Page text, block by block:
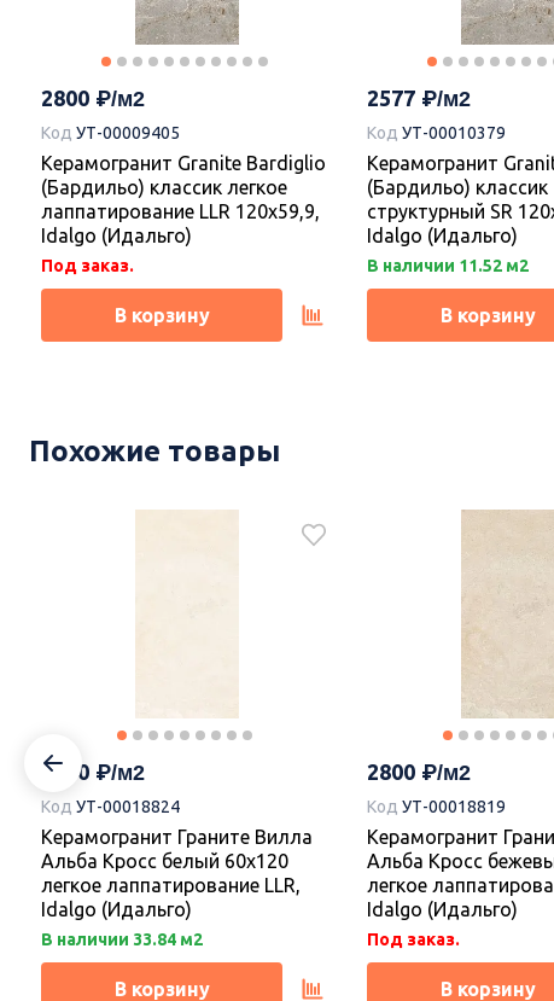
2800
Код УТ-00009405
Керамогранит Granite Bardiglio
(Бардильо) классик легкое
лаппатирование LLR 120х59,9,
Idalgo (Идальго)
Под заказ.
В корзину
2577
Код УТ-00010379
Керамогранит
(Бардильо) классик
структурный SR
Idalgo (Идальго)
В наличии 11.52 м2
В корзину
Керамогранит Граните Дениа
Марфил кремовый 60х120
матовый MR, Idalgo (Идальго)
В наличии 28.08 м2
В корзину
УТ-00018823
Керамогранит
Марфил кремовый
легкое
В наличии 2.16 м2
В корзину
Похожие товары
2800
Код УТ-00018824
Керамогранит Граните Вилла
Альба Кросс белый 60х120
легкое лаппатирование LLR,
Idalgo (Идальго)
В наличии 33.84 м2
В корзину
2800
Код УТ-00018819
Керамогранит
Альба Кросс
легкое
Idalgo (Идальго)
Под заказ.
В корзину